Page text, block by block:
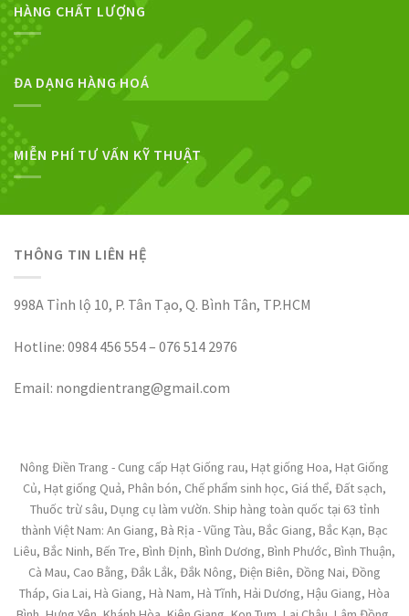
HÀNG CHẤT LƯỢNG
ĐA DẠNG HÀNG HOÁ
MIỄN PHÍ TƯ VẤN KỸ THUẬT
THÔNG TIN LIÊN HỆ
998A Tỉnh lộ 10, P. Tân Tạo, Q. Bình Tân, TP.HCM
Hotline: 0984 456 554 – 076 514 2976
Email: nongdientrang@gmail.com
Nông Điền Trang - Cung cấp Hạt Giống rau, Hạt giống Hoa, Hạt Giống
Củ, Hạt giống Quả, Phân bón, Chế phẩm sinh học, Giá thể, Đất sạch,
Thuốc trừ sâu, Dụng cụ làm vườn. Ship hàng toàn quốc tại 63 tỉnh
thành Việt Nam: An Giang, Bà Rịa - Vũng Tàu, Bắc Giang, Bắc Kạn, Bạc
Liêu, Bắc Ninh, Bến Tre, Bình Định, Bình Dương, Bình Phước, Bình Thuận,
Cà Mau, Cao Bằng, Đắk Lắk, Đắk Nông, Điện Biên, Đồng Nai, Đồng
Tháp, Gia Lai, Hà Giang, Hà Nam, Hà Tĩnh, Hải Dương, Hậu Giang, Hòa